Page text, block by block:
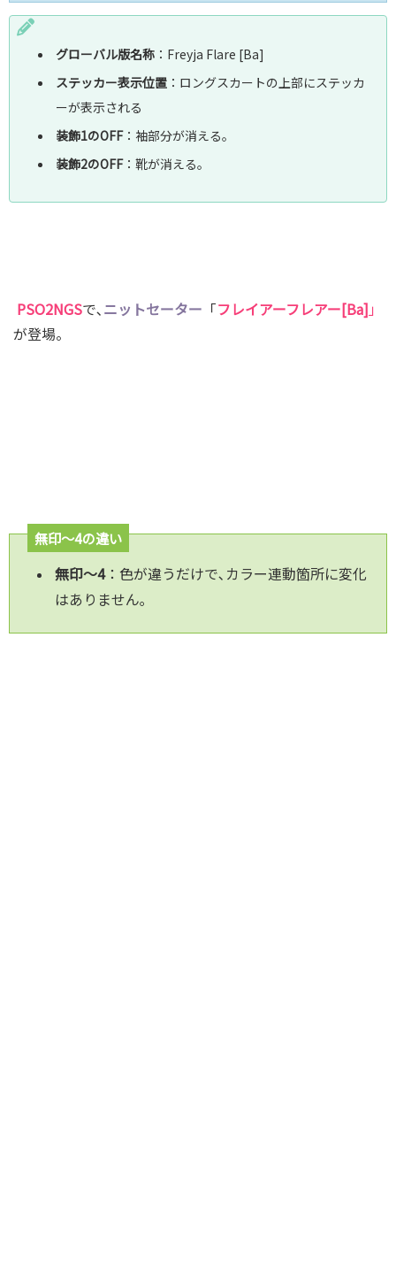
グローバル版名称 ：Freyja Flare [Ba]
ステッカー表示位置 ：ロングスカートの上部にステッカ
ーが表示される
装飾1のOFF：袖部分が消える｡
装飾2のOFF：靴が消える｡
PSO2NGSで､ニットセーター 「フレイアーフレアー[Ba] 」
が登場。
無印～4の違い
無印～4：色が違うだけで､カラー連動箇所に変化
はありません｡